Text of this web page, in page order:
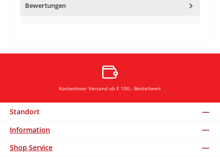
Bewertungen
Kostenloser Versand ab € 100,- Bestellwert
Standort
Information
Shop Service